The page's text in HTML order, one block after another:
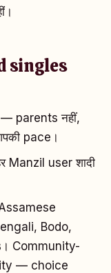
singles
parents नहीं,
pace।
Manzil user शादी
Bodo,
Community-
— choice